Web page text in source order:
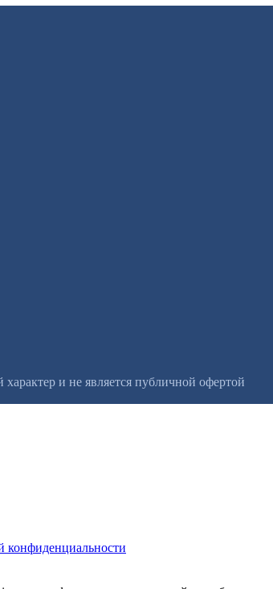
и не является публичной офертой
конфиденциальности